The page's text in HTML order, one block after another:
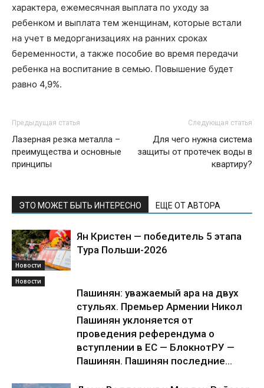
характера, ежемесячная выплата по уходу за
ребенком и выплата тем женщинам, которые встали
на учет в медорганизациях на ранних сроках
беременности, а также пособие во время передачи
ребенка на воспитание в семью. Повышение будет
равно 4,9%.
Предыдущая статья
Лазерная резка металла –
преимущества и основные
принципы
Следующая статья
Для чего нужна система
защиты от протечек воды в
квартиру?
ЭТО МОЖЕТ БЫТЬ ИНТЕРЕСНО ЕЩЕ ОТ АВТОРА
Новости
Ян Кристен — победитель 5 этапа
Тура Польши-2026
Новости
Пашинян: уважаемый ара на двух
стульях. Премьер Армении Никол
Пашинян уклоняется от
проведения референдума о
вступлении в ЕС — БлокнотРУ —
Пашинян. Пашинян последние...